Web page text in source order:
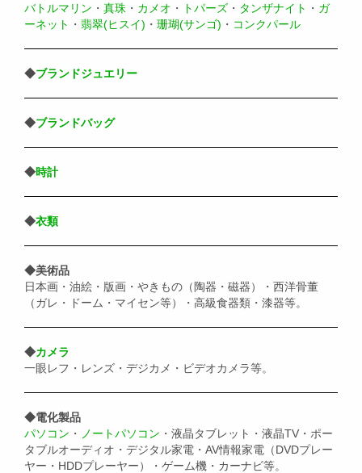
バトルマリン ・ 真珠 ・ カメオ ・ トパーズ ・ タンザナイト ・ ガ
ーネット ・ 翡翠(ヒスイ) ・ 珊瑚(サンゴ) ・ コンクパール
◆ブランドジュエリー
◆ブランドバッグ
◆時計
◆衣類
◆美術品
日本画・油絵・版画・やきもの（陶器・磁器）・西洋骨董
（ガレ・ドーム・マイセン等）・高級食器類・漆器等。
◆カメラ
一眼レフ・レンズ・デジカメ・ビデオカメラ等。
◆電化製品
パソコン ・ ノートパソコン ・液晶タブレット・液晶TV・ポー
タブルオーディオ・デジタル家電・AV情報家電（DVDプレー
ヤー・HDDプレーヤー）・ゲーム機・カーナビ等。